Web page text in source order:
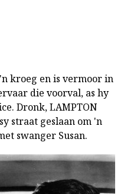
kroeg en is vermoor in
die voorval, as hy
Dronk, LAMPTON
straat geslaan om 'n
swanger Susan.